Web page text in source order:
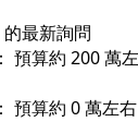
最新詢問
預算約 200 萬
預算約 0 萬左